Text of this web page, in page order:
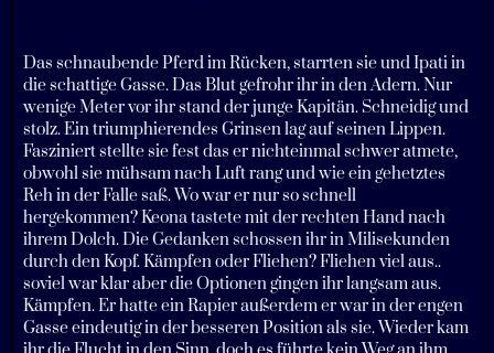
Das schnaubende Pferd im Rücken, starrten sie und Ipati in
die schattige Gasse. Das Blut gefrohr ihr in den Adern. Nur
wenige Meter vor ihr stand der junge Kapitän. Schneidig und
stolz. Ein triumphierendes Grinsen lag auf seinen Lippen.
Fasziniert stellte sie fest das er nichteinmal schwer atmete,
obwohl sie mühsam nach Luft rang und wie ein gehetztes
Reh in der Falle saß. Wo war er nur so schnell
hergekommen? Keona tastete mit der rechten Hand nach
ihrem Dolch. Die Gedanken schossen ihr in Milisekunden
durch den Kopf. Kämpfen oder Fliehen? Fliehen viel aus..
soviel war klar aber die Optionen gingen ihr langsam aus.
Kämpfen. Er hatte ein Rapier außerdem er war in der engen
Gasse eindeutig in der besseren Position als sie. Wieder kam